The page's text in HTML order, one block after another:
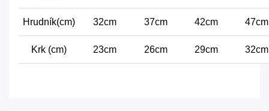
Hrudník(cm) 32cm 37cm 42cm 47cm
Krk (cm) 23cm 26cm 29cm 32cm